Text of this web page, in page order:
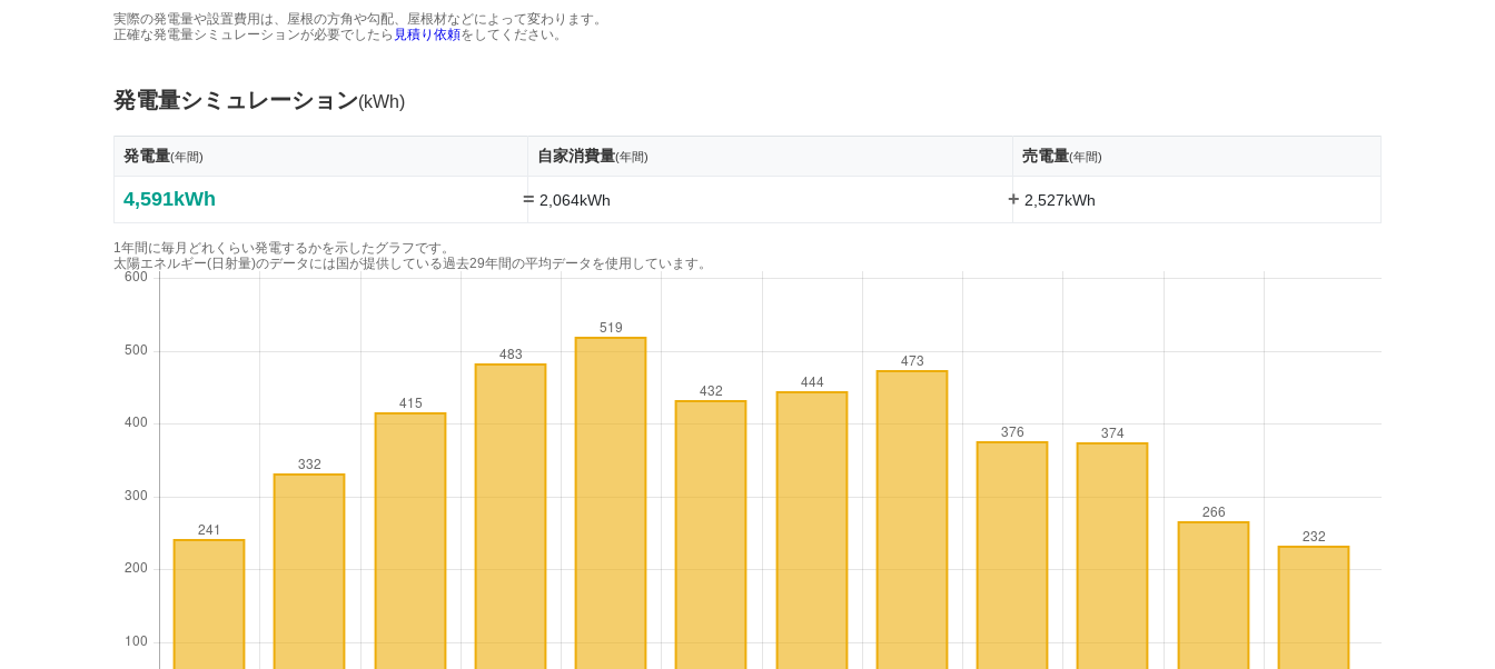
実際の発電量や設置費用は、屋根の方角や勾配、屋根材などによって変わります。
正確な発電量シミュレーションが必要でしたら 見積り依頼をしてください。
発電量シミュレーション(kWh)
発電量(年間) 自家消費量(年間) 売電量(年間)
4,591kWh = 2,064kWh + 2,527kWh
1年間に毎月どれくらい発電するかを示したグラフです。
太陽エネルギー(日射量)のデータには国が提供している過去29年間の平均データを使用しています。